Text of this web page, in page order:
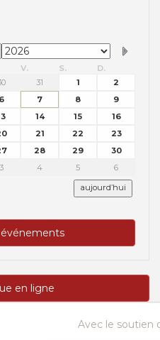
V. S.
D.
31 1
2
6 7 8
9
14 15
16
21 22
23
28 29
30
3 4 5 6
aujourd’hui
en ligne
Avec le soutien